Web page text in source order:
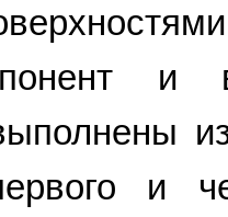
и
и